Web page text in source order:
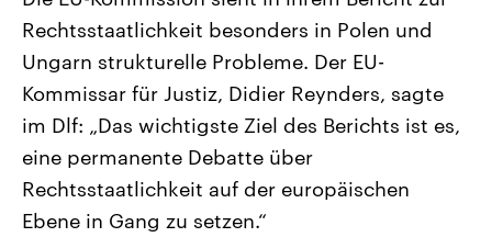
Landtagswahl Sachsen-Anhalt
2026
Alle Informationen
Sachsen-Anhalt wählt am 6.
September 2026 einen neuen
Landtag. Seit 2021 wird das
Bundesland von einer Koalition aus
CDU, SPD und FDP regiert.-
Umfragen, Prognosen,
Wahlprogramme, aktuelle Berichte
und Hintergründe zu den Parteien
USA
Aktuelle Beiträge,
Hintergründe
Wirtschaftlich und
gehören die Vereinigten
den mächtigsten Ländern
mit großem Einfluss auf
Sendungen Programm
Rechtsstaatlichkeit besonders in Polen und
Ungarn strukturelle Probleme. Der EU-
Kommissar für Justiz, Didier Reynders, sagte
im Dlf: „Das wichtigste Ziel des Berichts ist es,
eine permanente Debatte über
Rechtsstaatlichkeit auf der europäischen
Ebene in Gang zu setzen.“